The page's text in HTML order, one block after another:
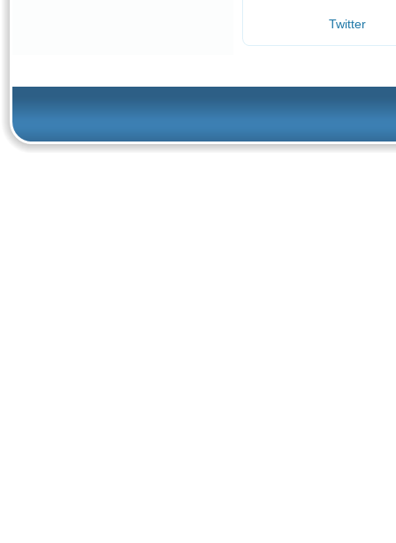
Twitter